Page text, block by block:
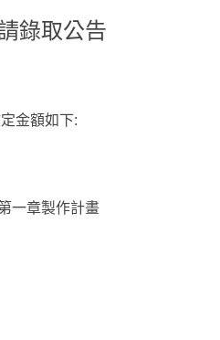
錄取公告
金額如下:
一章製作計畫